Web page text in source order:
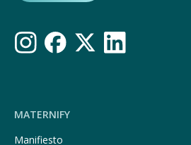
MATERNIFY
Manifiesto